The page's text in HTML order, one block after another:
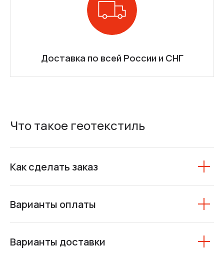
Доставка по всей России и СНГ
Что такое геотекстиль
Как сделать заказ
Варианты оплаты
Варианты доставки